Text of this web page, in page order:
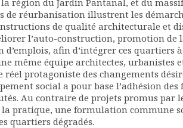
la région du Jardin Pantanal, et du
de réurbanisation illustrent les
de qualité architecturale et
l’auto-construction, promotion de
d’emplois, afin d’intégrer ces
même équipe architectes, urbanistes
protagoniste des changements
social a pour base l’adhésion
Au contraire de projets promus par
la pratique, une formulation commune
quartiers dégradés.